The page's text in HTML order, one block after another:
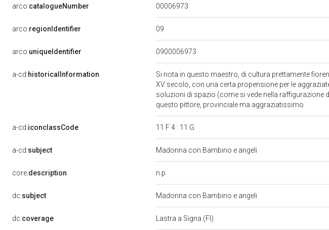
arco:catalogueNumber 00006973
arco:regionIdentifier 09
arco:uniqueIdentifier 0900006973
a-cd:historicalInformation
Si nota in questo maestro, di cultura prettamente
XV secolo, con una certa propensione per le
soluzioni di spazio (come si vede nella
questo pittore, provinciale ma aggraziatissimo
a-cd:iconclassCode 11 F 4 : 11 G
a-cd:subject Madonna con Bambino e angeli
core:description n.p
dc:subject Madonna con Bambino e angeli
dc:coverage Lastra a Signa (FI)